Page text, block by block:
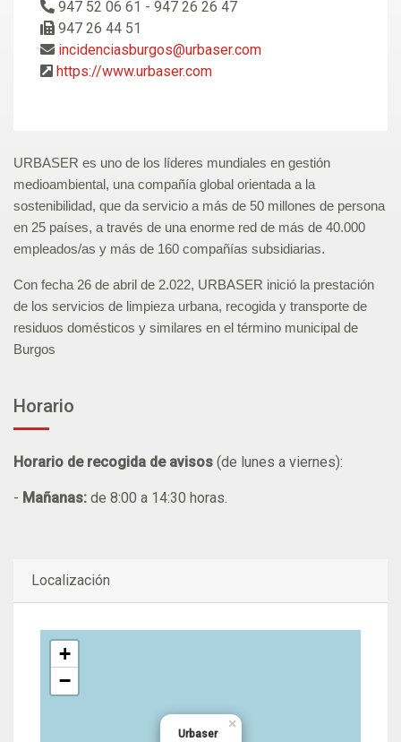
947 52 06 61 - 947 26 26 47
947 26 44 51
incidenciasburgos@urbaser.com
https://www.urbaser.com
URBASER es uno de los líderes mundiales en gestión
medioambiental, una compañía global orientada a la
sostenibilidad, que da servicio a más de 50 millones de persona
en 25 países, a través de una enorme red de más de 40.000
empleados/as y más de 160 compañías subsidiarias.
Con fecha 26 de abril de 2.022, URBASER inició la prestación
de los servicios de limpieza urbana, recogida y transporte de
residuos domésticos y similares en el término municipal de
Burgos
Horario
Horario de recogida de avisos (de lunes a viernes):
- Mañanas: de 8:00 a 14:30 horas.
Localización
Urbaser
×
+
−